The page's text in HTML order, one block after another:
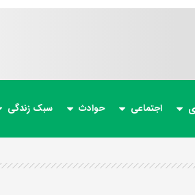
اجتماعی حوادث سبک زندگی